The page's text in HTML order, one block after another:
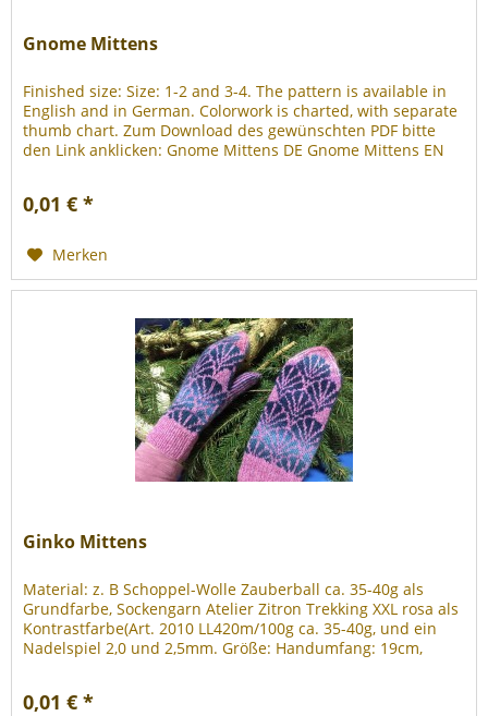
Gnome Mittens
Finished size: Size: 1-2 and 3-4. The pattern is available in
English and in German. Colorwork is charted, with separate
thumb chart. Zum Download des gewünschten PDF bitte
den Link anklicken: Gnome Mittens DE Gnome Mittens EN
0,01 € *
Merken
Ginko Mittens
Material: z. B Schoppel-Wolle Zauberball ca. 35-40g als
Grundfarbe, Sockengarn Atelier Zitron Trekking XXL rosa als
Kontrastfarbe(Art. 2010 LL420m/100g ca. 35-40g, und ein
Nadelspiel 2,0 und 2,5mm. Größe: Handumfang: 19cm,
0,01 € *